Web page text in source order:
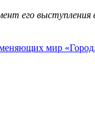
его выступления
мир